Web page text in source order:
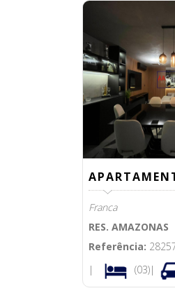
Franca
RES. AMAZONAS
Referência:
|
(03)|